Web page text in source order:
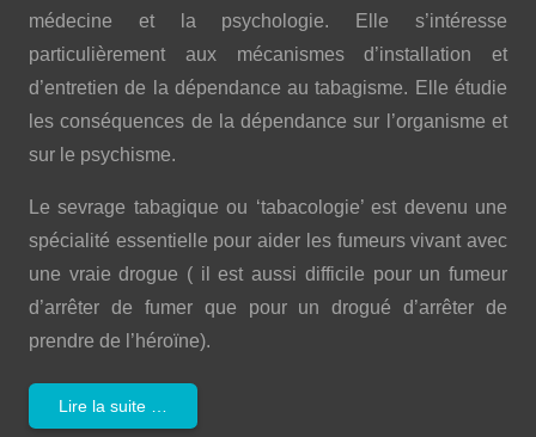
médecine et la psychologie. Elle s’intéresse
particulièrement aux mécanismes d’installation et
d’entretien de la dépendance au tabagisme. Elle étudie
les conséquences de la dépendance sur l’organisme et
sur le psychisme.
Le sevrage tabagique ou ‘tabacologie’ est devenu une
spécialité essentielle pour aider les fumeurs vivant avec
une vraie drogue ( il est aussi difficile pour un fumeur
d’arrêter de fumer que pour un drogué d’arrêter de
prendre de l’héroïne).
Lire la suite …